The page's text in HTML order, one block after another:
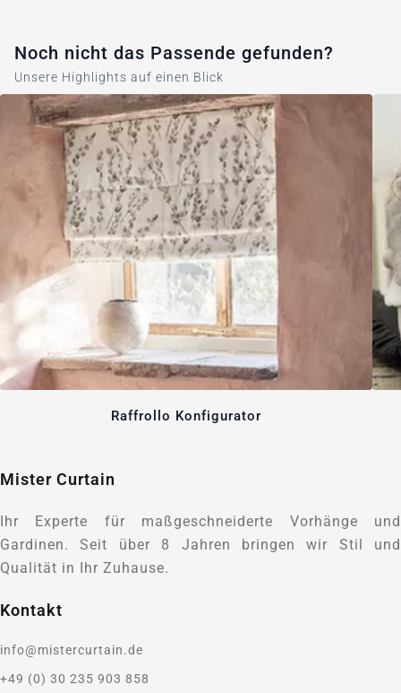
Noch nicht das Passende gefunden?
Unsere Highlights auf einen Blick
Raffrollo Konfigurator
Mister Curtain
Ihr Experte für maßgeschneiderte Vorhänge und
Gardinen. Seit über 8 Jahren bringen wir Stil und
Qualität in Ihr Zuhause.
Kontakt
info@mistercurtain.de
+49 (0) 30 235 903 858